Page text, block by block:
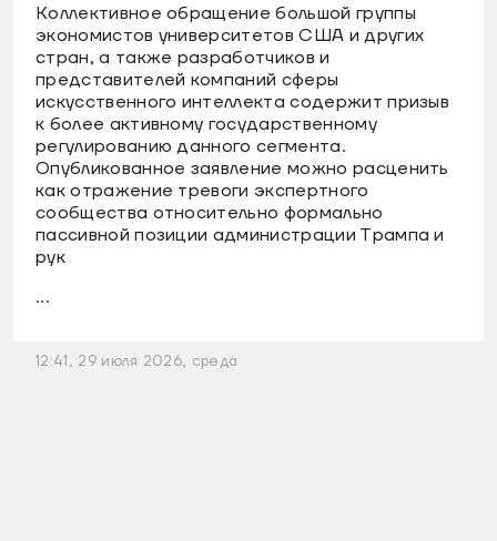
Коллективное обращение большой группы
экономистов университетов США и других
стран, а также разработчиков и
представителей компаний сферы
искусственного интеллекта содержит призыв
к более активному государственному
регулированию данного сегмента.
Опубликованное заявление можно расценить
как отражение тревоги экспертного
сообщества относительно формально
пассивной позиции администрации Трампа и
рук
...
12:41, 29 июля 2026, среда